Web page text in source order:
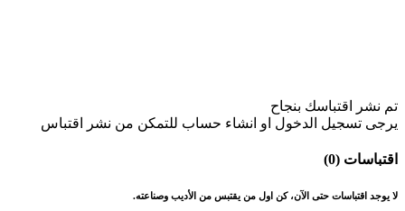
تم نشر اقتباسك بنجاح
يرجى تسجيل الدخول او انشاء حساب للتمكن من نشر اقتباس
اقتباسات (0)
لا يوجد اقتباسات حتى الآن، كن اول من يقتبس من الأديب وصناعته.